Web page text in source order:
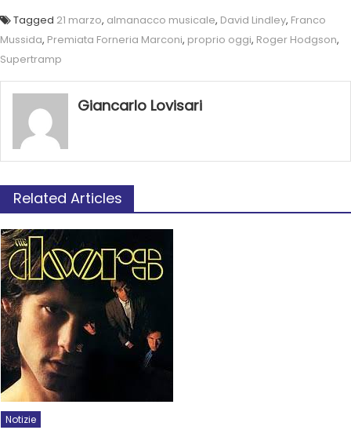
Tagged 21 marzo, almanacco musicale, David Lindley, Franco
Mussida, Premiata Forneria Marconi, proprio oggi, Roger Hodgson,
Supertramp
Giancarlo Lovisari
Related Articles
Notizie